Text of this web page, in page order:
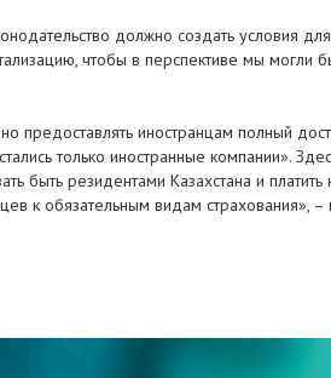
должно создать условия для
чтобы в перспективе мы могли
предоставлять иностранцам полный
только иностранные компании».
быть резидентами Казахстана и
к обязательным видам страхования»,